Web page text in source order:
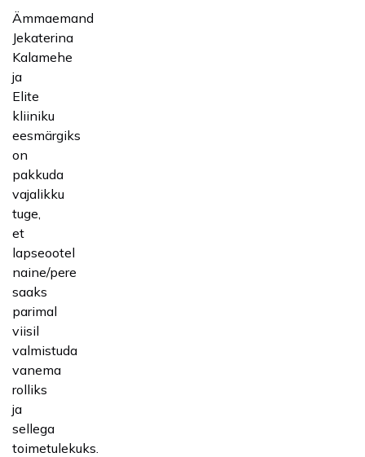
Ämmaemand
Jekaterina
Kalamehe
ja
Elite
kliiniku
eesmärgiks
on
pakkuda
vajalikku
tuge,
et
lapseootel
naine/pere
saaks
parimal
viisil
valmistuda
vanema
rolliks
ja
sellega
toimetulekuks.